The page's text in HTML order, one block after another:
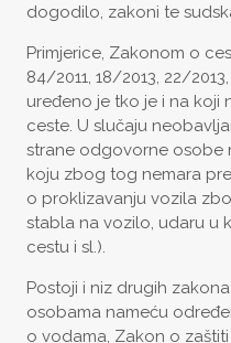
dogodilo, zakoni te
Primjerice, Zakonom o
84/2011, 18/2013, 22/
uređeno je tko je i na koji
ceste. U slučaju
strane odgovorne osobe
koju zbog tog nemara
o proklizavanju vozila
stabla na vozilo, udaru u
cestu i sl.).
Postoji i niz drugih
osobama nameću
o vodama, Zakon o